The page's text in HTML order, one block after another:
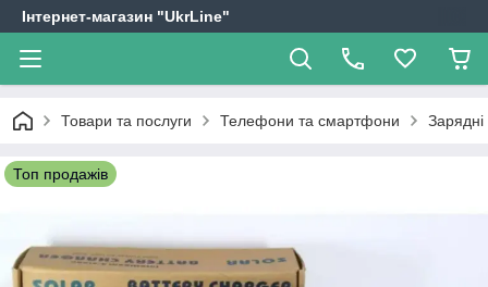
Інтернет-магазин "UkrLine"
Товари та послуги Телефони та смартфони Зарядні
Топ продажів